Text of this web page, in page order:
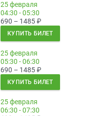
25 февраля
04:30 - 05:30
690 – 1485₽
КУПИТЬ БИЛЕТ
25 февраля
05:30 - 06:30
690 – 1485₽
КУПИТЬ БИЛЕТ
25 февраля
06:30 - 07:30